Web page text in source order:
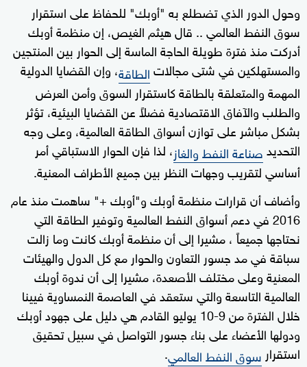
وحول الدور الذي تضطلع به "أوبك" للحفاظ على استقرار
سوق النفط العالمي .. قال هيثم الغيص، إن منظمة أوبك
أدركت منذ فترة طويلة الحاجة الماسة إلى الحوار بين المنتجين
والمستهلكين في شتى مجالاتالطاقة، وإن القضايا الدولية
المهمة والمتعلقة بالطاقة كاستقرار السوق وأمن العرض
والطلب والآفاق الاقتصادية فضلاً عن القضايا البيئية، تؤثر
بشكل مباشر على توازن أسواق الطاقة العالمية، وعلى وجه
التحديدصناعة النفط والغاز، لذا فإن الحوار الاستباقي أمر
أساسي لتقريب وجهات النظر بين جميع الأطراف المعنية.
وأضاف أن قرارات منظمة أوبك و"أوبك +" ساهمت منذ عام
2016 في دعم أسواق النفط العالمية وتوفير الطاقة التي
نحتاجها جميعاً ، مشيرا إلى أن منظمة أوبك كانت وما زالت
سباقة في مد جسور التعاون والحوار مع كل الدول والهيئات
المعنية وعلى مختلف الأصعدة، مشيرا إلى أن ندوة أوبك
العالمية التاسعة والتي ستعقد في العاصمة النمساوية فيينا
خلال الفترة من 9-10 يوليو القادم هي دليل على جهود أوبك
ودولها الأعضاء على بناء جسور التواصل في سبيل تحقيق
استقرار سوق النفط العالمي.